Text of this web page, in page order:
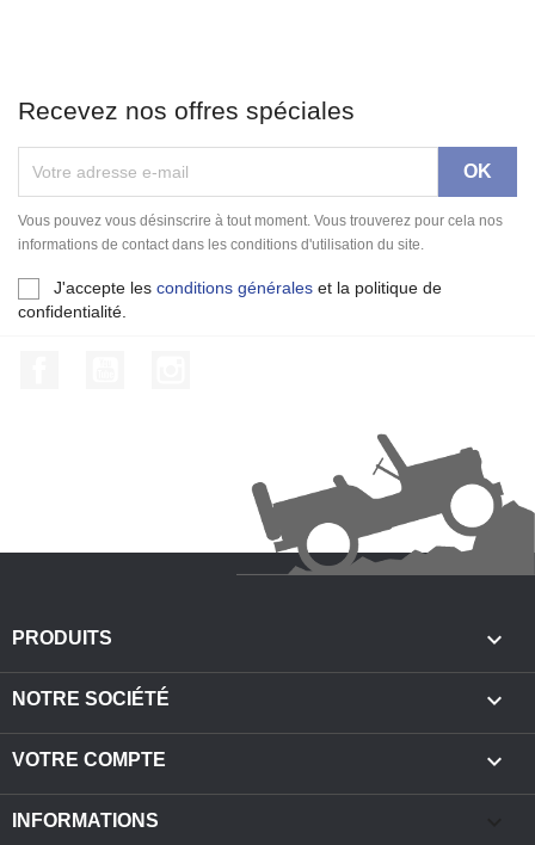
Recevez nos offres spéciales
Vous pouvez vous désinscrire à tout moment. Vous trouverez pour cela nos
informations de contact dans les conditions d'utilisation du site.
J'accepte les conditions générales et la politique de
confidentialité.
PRODUITS 
NOTRE SOCIÉTÉ 
VOTRE COMPTE 
INFORMATIONS